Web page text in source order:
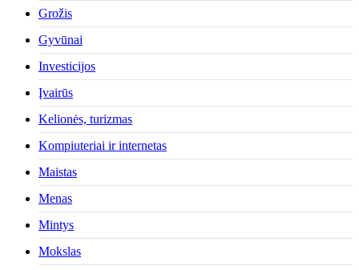
Grožis
Gyvūnai
Investicijos
Įvairūs
Kelionės, turizmas
Kompiuteriai ir internetas
Maistas
Menas
Mintys
Mokslas